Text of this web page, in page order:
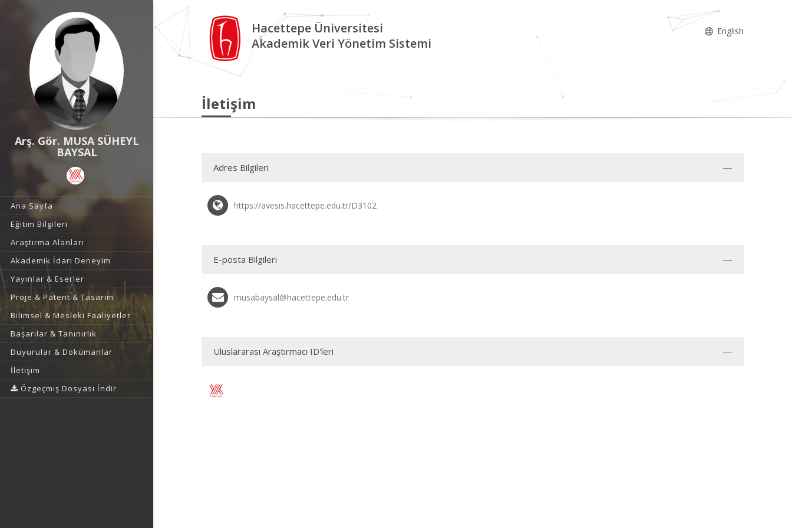
Arş. Gör. MUSA SÜHEYL
BAYSAL
Ana Sayfa
Eğitim Bilgileri
Araştırma Alanları
Akademik İdari Deneyim
Yayınlar & Eserler
Proje & Patent & Tasarım
Bilimsel & Mesleki Faaliyetler
Başarılar & Tanınırlık
Duyurular & Dokümanlar
İletişim
Özgeçmiş Dosyası İndir
Hacettepe Üniversitesi
Akademik Veri Yönetim Sistemi
English
İletişim
Adres Bilgileri
https://avesis.hacettepe.edu.tr/D3102
E-posta Bilgileri
musabaysal@hacettepe.edu.tr
Uluslararası Araştırmacı ID'leri